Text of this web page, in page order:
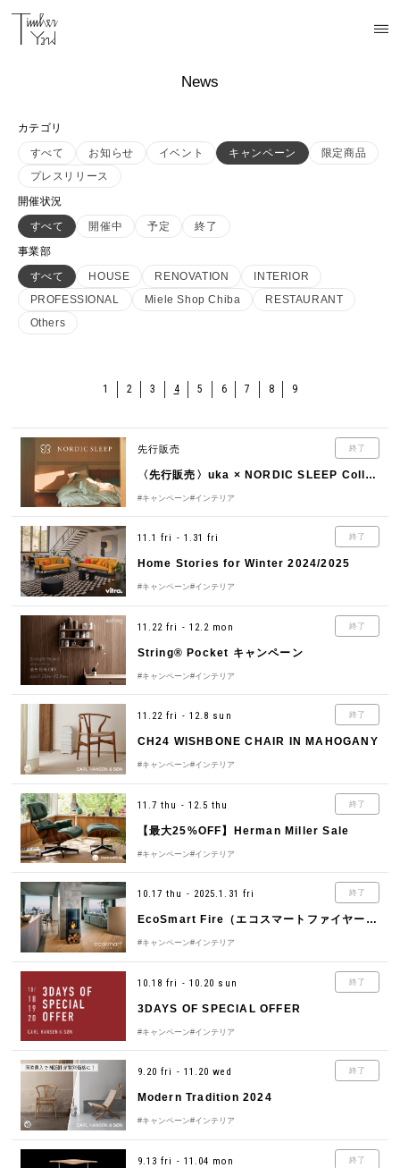
News
カテゴリ
すべて
お知らせ イベント キャンペーン
限定商品
プレスリリース
開催状況
すべて
開催中 予定
終了
事業部
すべて
HOUSE RENOVATION
INTERIOR
PROFESSIONAL
Miele Shop Chiba
RESTAURANT
Others
1 2 3 4 5 6 7 8 9
終了
先行販売
〈先行販売〉uka × NORDIC SLEEP Collaboration Sleep Collection
#キャンペーン#インテリア
終了
11.1 fri - 1.31 fri
Home Stories for Winter 2024/2025
#キャンペーン#インテリア
終了
11.22 fri - 12.2 mon
String® Pocket キャンペーン
#キャンペーン#インテリア
終了
11.22 fri - 12.8 sun
CH24 WISHBONE CHAIR IN MAHOGANY
#キャンペーン#インテリア
終了
11.7 thu - 12.5 thu
【最大25%OFF】Herman Miller Sale
#キャンペーン#インテリア
終了
10.17 thu - 2025.1.31 fri
EcoSmart Fire（エコスマートファイヤー）Winter Campaign 2024 – 2025
#キャンペーン#インテリア
終了
10.18 fri - 10.20 sun
3DAYS OF SPECIAL OFFER
#キャンペーン#インテリア
終了
9.20 fri - 11.20 wed
Modern Tradition 2024
#キャンペーン#インテリア
終了
9.13 fri - 11.04 mon